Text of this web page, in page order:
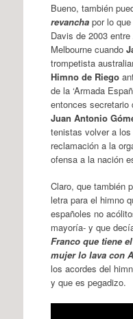
Bueno, también
revanchapor lo que
Davis de 2003
Melbourne cuando
trompetista
Himno de Riego
de la ‘Armada
entonces secretario
Juan Antonio
tenistas volver a
reclamación a la
ofensa a la nación
Claro, que también
letra para el himno
españoles no
mayoría- y que
Franco que tiene
mujer lo lava con
los acordes del
y que es pegadizo.